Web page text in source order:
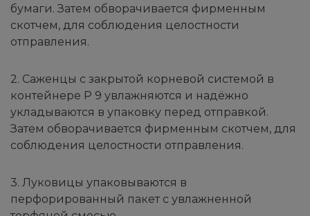
бумаги. Затем обворачивается фирменным
скотчем, для соблюдения целостности
отправления.
2. Саженцы с закрытой корневой системой в
контейнере Р 9 увлажняются и надёжно
укладываются в упаковку перед отправкой.
Затем обворачивается фирменным скотчем, для
соблюдения целостности отправления.
3. Луковицы упаковываются в
перфорированный пакет с увлажненной